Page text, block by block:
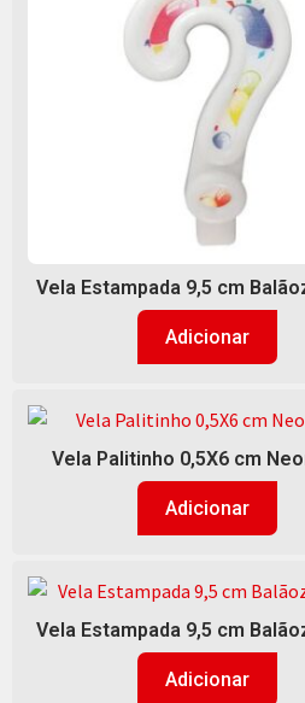
Vela Estampada 9,5 cm
Adicionar
Vela Palitinho 0,5X6 cm
Adicionar
Vela Estampada 9,5 cm
Adicionar